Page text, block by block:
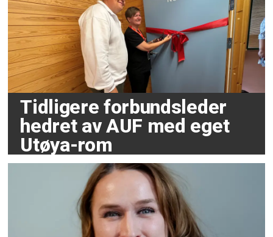
Tidligere forbundsleder
hedret av AUF med eget
Utøya-rom